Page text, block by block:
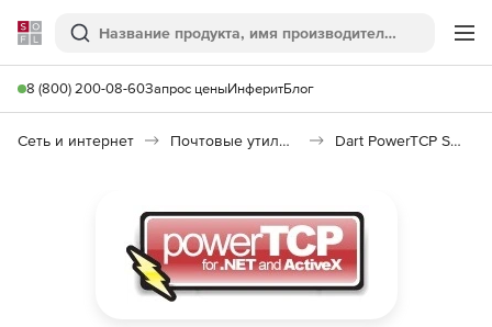
Softline
Поиск
8 (800) 200-08-60Запрос ценыИнферитБлог
Сеть и интернет Почтовые утилиты Dart PowerTCP Secure Mail for .NET